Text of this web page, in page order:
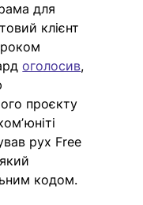
для
клієнт
оголосив,
проєкту
рух Free
кодом.